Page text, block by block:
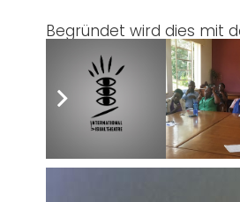
Begründet wird dies mit
wird. Außerdem muss
Für beide Töchter ist
„hörendes“ Pflegeheim
zugeschnittene Pflege.